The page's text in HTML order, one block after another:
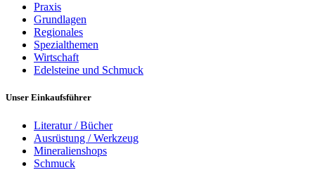
Praxis
Grundlagen
Regionales
Spezialthemen
Wirtschaft
Edelsteine und Schmuck
Unser Einkaufsführer
Literatur / Bücher
Ausrüstung / Werkzeug
Mineralienshops
Schmuck